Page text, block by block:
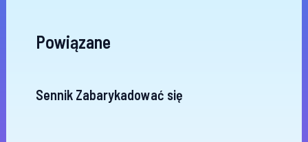
Powiązane
Sennik Zabarykadować się